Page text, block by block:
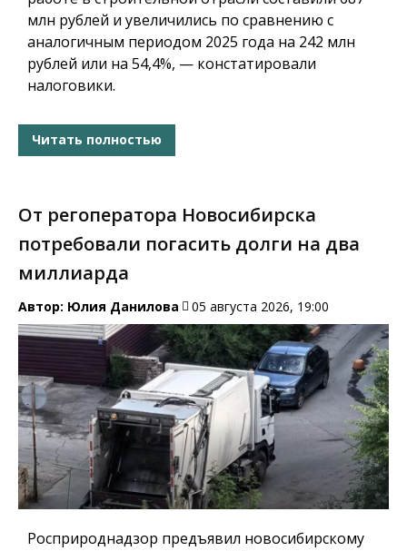
млн рублей и увеличились по сравнению с
аналогичным периодом 2025 года на 242 млн
рублей или на 54,4%, — констатировали
налоговики.
Читать полностью
От регоператора Новосибирска
потребовали погасить долги на два
миллиарда
Автор: Юлия Данилова 05 августа 2026, 19:00
Росприроднадзор предъявил новосибирскому